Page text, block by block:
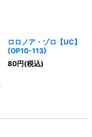
ロロノア・ゾロ【UC】
{OP10-113}
80円(税込)